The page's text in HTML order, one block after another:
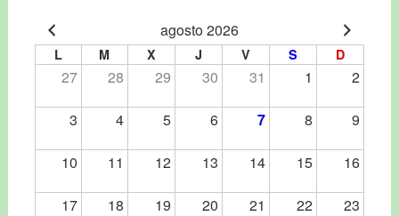
agosto 2026
L M X J V S D
27 28 29 30 31 1 2
3 4 5 6 7 8 9
10 11 12 13 14 15 16
17 18 19 20 21 22 23